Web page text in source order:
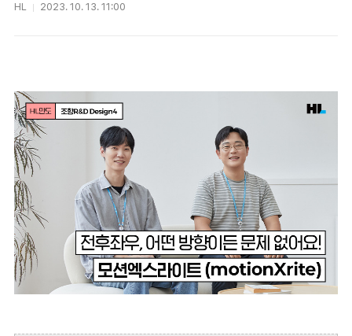
HL 2023. 10. 13. 11:00